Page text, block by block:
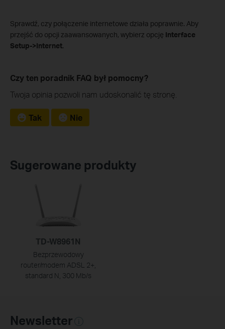
Sprawdź, czy połączenie internetowe działa poprawnie. Aby
przejść do opcji zaawansowanych, wybierz opcję Interface
Setup->Internet.
Czy ten poradnik FAQ był pomocny?
Twoja opinia pozwoli nam udoskonalić tę stronę.
Tak Nie
Sugerowane produkty
TD-W8961N
Bezprzewodowy
router/modem ADSL 2+,
standard N, 300 Mb/s
Newsletter